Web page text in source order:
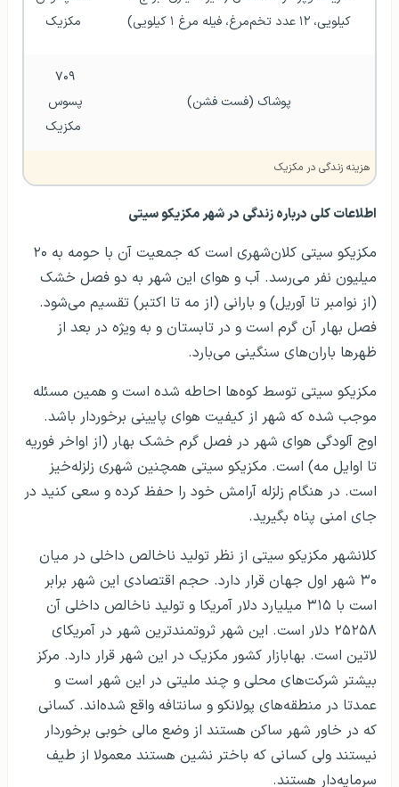
کیلویی، ۱۲ عدد تخم‌مرغ، فیله مرغ ۱ کیلویی)
مکزیک
پوشاک (فست فشن)
مکزیک
هزینه زندگی در مکزیک
اطلاعات کلی درباره زندگی در شهر مکزیکو سیتی
مکزیکو سیتی کلان‌شهری است که جمعیت آن با حومه به ۲۰
میلیون نفر می‌رسد. آب و هوای این شهر به دو فصل خشک
(از نوامبر تا آوریل) و بارانی (از مه تا اکتبر) تقسیم می‌شود.
فصل بهار آن گرم است و در تابستان و به‌ ویژه در بعد از
ظهرها باران‌های سنگینی می‌بارد.
مکزیکو سیتی توسط کوه‌ها احاطه شده است و همین مسئله
موجب شده که شهر از کیفیت هوای پایینی برخوردار باشد.
اوج آلودگی هوای شهر در فصل گرم خشک بهار (از اواخر فوریه
تا اوایل مه) است. مکزیکو سیتی همچنین شهری زلزله‌خیز
است. در هنگام زلزله آرامش خود را حفظ کرده و سعی کنید در
جای امنی پناه بگیرید.
کلانشهر مکزیکو سیتی از نظر تولید ناخالص داخلی در میان
۳۰ شهر اول جهان قرار دارد. حجم اقتصادی این شهر برابر
است با ۳۱۵ میلیارد دلار آمریکا و تولید ناخالص داخلی آن
۲۵۲۵۸ دلار است. این شهر ثروتمندترین شهر در آمریکای
لاتین است. بهابازار کشور مکزیک در این شهر قرار دارد. مرکز
بیشتر شرکت‌های محلی و چند ملیتی در این شهر است و
عمدتا در منطقه‌های پولانکو و سانتافه واقع شده‌اند. کسانی
که در خاور شهر ساکن هستند از وضع مالی خوبی برخوردار
نیستند ولی کسانی که باختر نشین هستند معمولا از طیف
سرمایه‌دار هستند.